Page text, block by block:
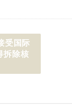
受国际
拆除核